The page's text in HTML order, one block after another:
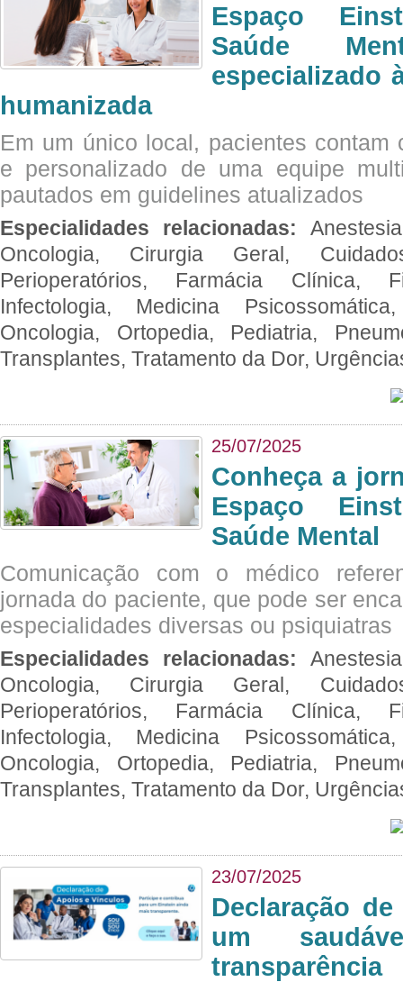
Espaço
Saúde
especializado
humanizada
Em um único local, pacientes contam
e personalizado de uma equipe
pautados em guidelines atualizados
Especialidades relacionadas:
Oncologia, Cirurgia Geral,
Perioperatórios, Farmácia Clínica,
Infectologia, Medicina
Oncologia, Ortopedia, Pediatria,
Transplantes, Tratamento da Dor,
25/07/2025
Conheça a
Espaço
Saúde Mental
Comunicação com o médico
jornada do paciente, que pode ser
especialidades diversas ou psiquiatras
Especialidades relacionadas:
Oncologia, Cirurgia Geral,
Perioperatórios, Farmácia Clínica,
Infectologia, Medicina
Oncologia, Ortopedia, Pediatria,
Transplantes, Tratamento da Dor,
23/07/2025
Declaração
um
transparência